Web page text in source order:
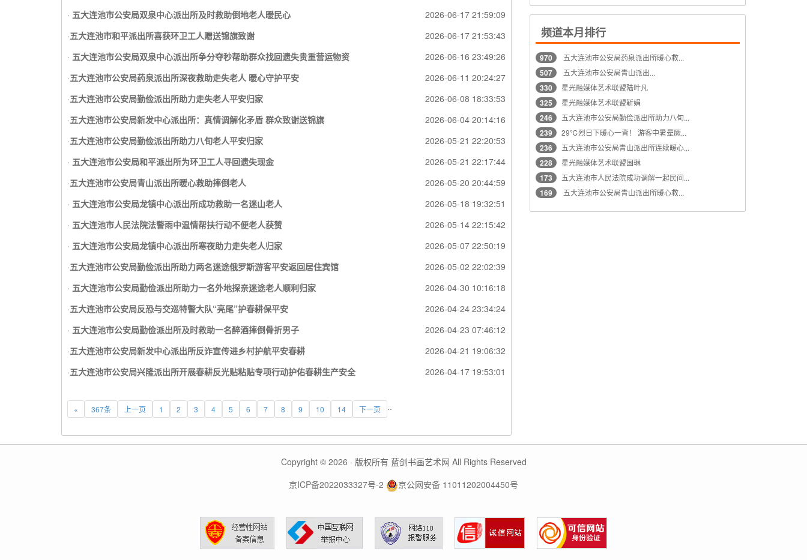
· 五大连池市公安局双泉中心派出所及时救助倒地老人暖民心
2026-06-17 21:59:09
·五大连池市和平派出所喜获环卫工人赠送锦旗致谢
2026-06-17 21:53:43
· 五大连池市公安局双泉中心派出所争分夺秒帮助群众找回遗失贵重营运物资
2026-06-16 23:49:26
·五大连池市公安局药泉派出所深夜救助走失老人 暖心守护平安
2026-06-11 20:24:27
·五大连池市公安局勤俭派出所助力走失老人平安归家
2026-06-08 18:33:53
·五大连池市公安局新发中心派出所：真情调解化矛盾 群众致谢送锦旗
2026-06-04 20:14:16
·五大连池市公安局勤俭派出所助力八旬老人平安归家
2026-05-21 22:20:53
· 五大连池市公安局和平派出所为环卫工人寻回遗失现金
2026-05-21 22:17:44
·五大连池市公安局青山派出所暖心救助摔倒老人
2026-05-20 20:44:59
· 五大连池市公安局龙镇中心派出所成功救助一名迷山老人
2026-05-18 19:32:51
· 五大连池市人民法院法警雨中温情帮扶行动不便老人获赞
2026-05-14 22:15:42
· 五大连池市公安局龙镇中心派出所寒夜助力走失老人归家
2026-05-07 22:50:19
·五大连池市公安局勤俭派出所助力两名迷途俄罗斯游客平安返回居住宾馆
2026-05-02 22:02:39
· 五大连池市公安局勤俭派出所助力一名外地探亲迷途老人顺利归家
2026-04-30 10:16:18
·五大连池市公安局反恐与交巡特警大队“亮尾”护春耕保平安
2026-04-24 23:34:24
· 五大连池市公安局勤俭派出所及时救助一名醉酒摔倒骨折男子
2026-04-23 07:46:12
·五大连池市公安局新发中心派出所反诈宣传进乡村护航平安春耕
2026-04-21 19:06:32
·五大连池市公安局兴隆派出所开展春耕反光贴粘贴专项行动护佑春耕生产安全 2026-04-17 19:53:01
« 367条 上一页 1 2 3 4 5 6 7 8 9 10 ..
14 下一页
频道本月排行
970 五大连池市公安局药泉派出所暖心救...
507 五大连池市公安局青山派出...
330 星光融媒体艺术联盟陆叶凡
325 星光融媒体艺术联盟靳娟
246 五大连池市公安局勤俭派出所助力八旬...
239 29℃烈日下暖心一背！ 游客中暑晕厥...
236 五大连池市公安局青山派出所连续暖心...
228 星光融媒体艺术联盟国琳
173 五大连池市人民法院成功调解一起民间...
169 五大连池市公安局青山派出所暖心救...
Copyright © 2026 · 版权所有 蓝剑书画艺术网 All Rights Reserved
京ICP备2022033327号-2
京公网安备 11011202004450号